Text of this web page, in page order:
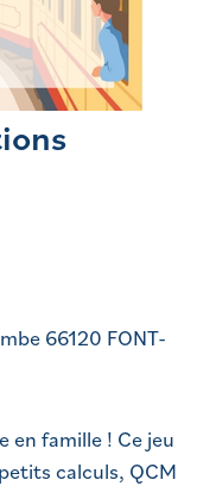
66120 FONT-
en famille ! Ce jeu
calculs, QCM